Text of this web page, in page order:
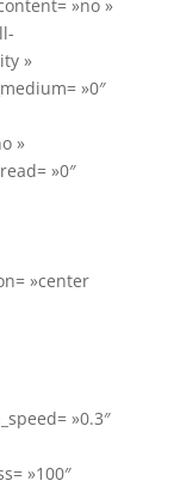
»no »
»
»0″
»
»0″
»center
»0.3″
»100″